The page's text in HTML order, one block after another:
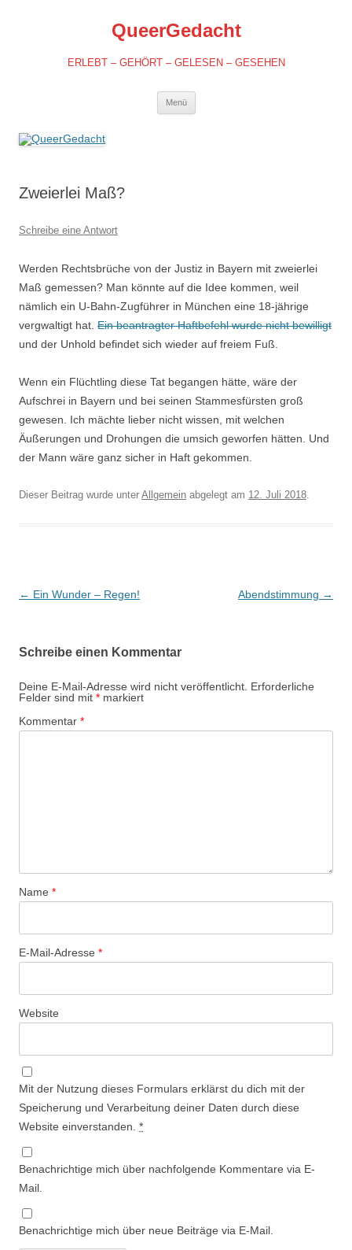
QueerGedacht
ERLEBT – GEHÖRT – GELESEN – GESEHEN
Menü
Zweierlei Maß?
Schreibe eine Antwort
Werden Rechtsbrüche von der Justiz in Bayern mit zweierlei
Maß gemessen? Man könnte auf die Idee kommen, weil
nämlich ein U-Bahn-Zugführer in München eine 18-jährige
vergwaltigt hat. Ein beantragter Haftbefehl wurde nicht bewilligt
und der Unhold befindet sich wieder auf freiem Fuß.
Wenn ein Flüchtling diese Tat begangen hätte, wäre der
Aufschrei in Bayern und bei seinen Stammesfürsten groß
gewesen. Ich mächte lieber nicht wissen, mit welchen
Äußerungen und Drohungen die umsich geworfen hätten. Und
der Mann wäre ganz sicher in Haft gekommen.
Dieser Beitrag wurde unter Allgemein abgelegt am 12. Juli 2018.
Beitrags-
← Ein Wunder – Regen! Abendstimmung →
Schreibe einen Kommentar
Deine E-Mail-Adresse wird nicht veröffentlicht. Erforderliche
Felder sind mit * markiert
Kommentar *
Name *
E-Mail-Adresse *
Website
Mit der Nutzung dieses Formulars erklärst du dich mit der
Speicherung und Verarbeitung deiner Daten durch diese
Website einverstanden. *
Benachrichtige mich über nachfolgende Kommentare via E-
Mail.
Benachrichtige mich über neue Beiträge via E-Mail.